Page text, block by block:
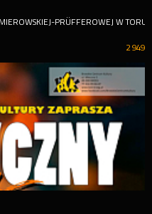
PRÜFFEROWEJ W
2 949